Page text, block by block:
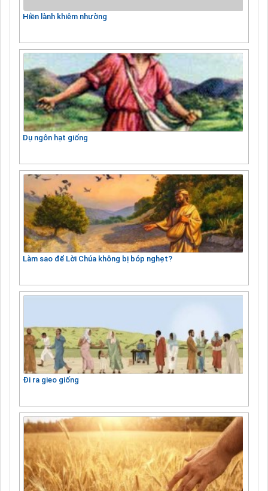
Hiền lành khiêm nhường
Dụ ngôn hạt giống
Làm sao để Lời Chúa không bị bóp nghẹt?
Đi ra gieo giống